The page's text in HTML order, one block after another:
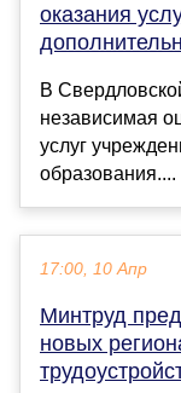
оказания
В
независимая
услуг
образования....
17:00, 10 Апр
Минтруд
новых